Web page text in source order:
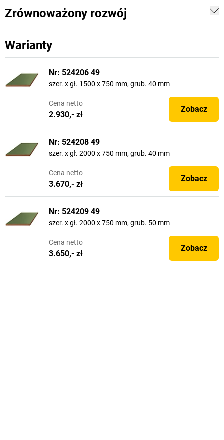
Zrównoważony rozwój
Warianty
Nr: 524206 49
szer. x gł. 1500 x 750 mm, grub. 40 mm
Cena netto
2.930,- zł
Zobacz
Nr: 524208 49
szer. x gł. 2000 x 750 mm, grub. 40 mm
Cena netto
3.670,- zł
Zobacz
Nr: 524209 49
szer. x gł. 2000 x 750 mm, grub. 50 mm
Cena netto
3.650,- zł
Zobacz